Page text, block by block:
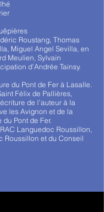
Roustang, Thomas
Miguel Angel Sevilla, en
Meulien, Sylvain
d’Andrée Tainsy.
du Pont de Fer à Lasalle.
Félix de Pallières,
de l’auteur à la
les Avignon et de la
Pont de Fer.
Languedoc Roussillon,
Roussillon et du Conseil